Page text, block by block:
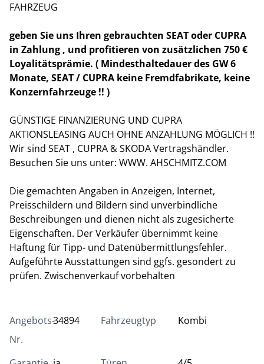
FAHRZEUG
geben Sie uns Ihren gebrauchten SEAT oder CUPRA
in Zahlung , und profitieren von zusätzlichen 750 €
Loyalitätsprämie. ( Mindesthaltedauer des GW 6
Monate, SEAT / CUPRA keine Fremdfabrikate, keine
Konzernfahrzeuge !! )
GÜNSTIGE FINANZIERUNG UND CUPRA
AKTIONSLEASING AUCH OHNE ANZAHLUNG MÖGLICH !!
Wir sind SEAT , CUPRA & SKODA Vertragshändler.
Besuchen Sie uns unter: WWW. AHSCHMITZ.COM
Die gemachten Angaben in Anzeigen, Internet,
Preisschildern und Bildern sind unverbindliche
Beschreibungen und dienen nicht als zugesicherte
Eigenschaften. Der Verkäufer übernimmt keine
Haftung für Tipp- und Datenübermittlungsfehler.
Aufgeführte Ausstattungen sind ggfs. gesondert zu
prüfen. Zwischenverkauf vorbehalten
Angebots-
Nr.
34894 Fahrzeugtyp Kombi